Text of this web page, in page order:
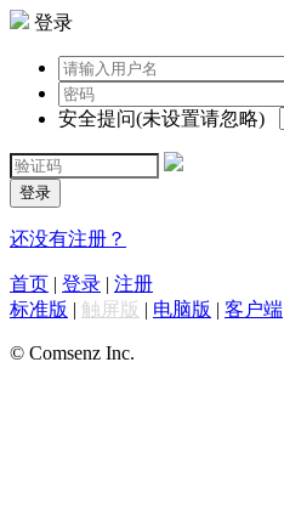
登录
安全提问(未设置请忽略)
登录
还没有注册？
首页 | 登录 | 注册
标准版 | 触屏版 | 电脑版 | 客户端
© Comsenz Inc.